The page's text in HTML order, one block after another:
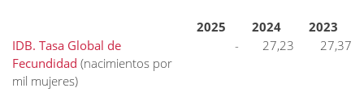
2025 2024
2023
IDB. Tasa Global de
Fecundidad (nacimientos por
mil mujeres)
- 27,23 27,37